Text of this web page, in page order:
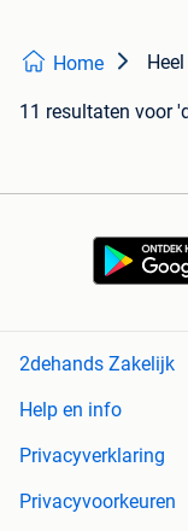
Home
11 resultaten voor
2dehands Zakelijk
Help en info
Privacyverklaring
Privacyvoorkeuren